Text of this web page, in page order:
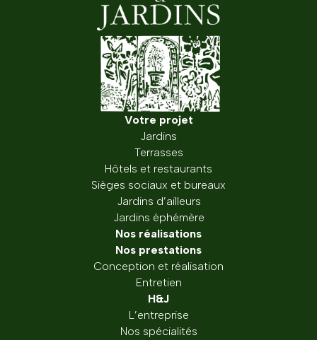
Votre projet
Jardins
Terrasses
Hôtels et restaurants
Sièges sociaux et bureaux
Jardins d’ailleurs
Jardins éphémère
Nos réalisations
Nos prestations
Conception et réalisation
Entretien
H&J
L’entreprise
Nos spécialités